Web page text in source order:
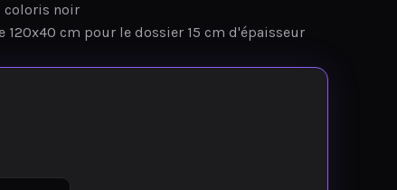
coloris noir
120x40 cm pour le dossier 15 cm d'épaisseur